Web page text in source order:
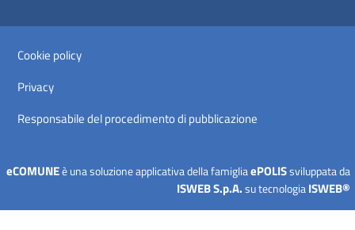
Cookie policy
Privacy
Responsabile del procedimento di pubblicazione
eCOMUNEè una soluzione applicativa della famigliaePOLISsviluppata da
ISWEB S.p.A. su tecnologia ISWEB®